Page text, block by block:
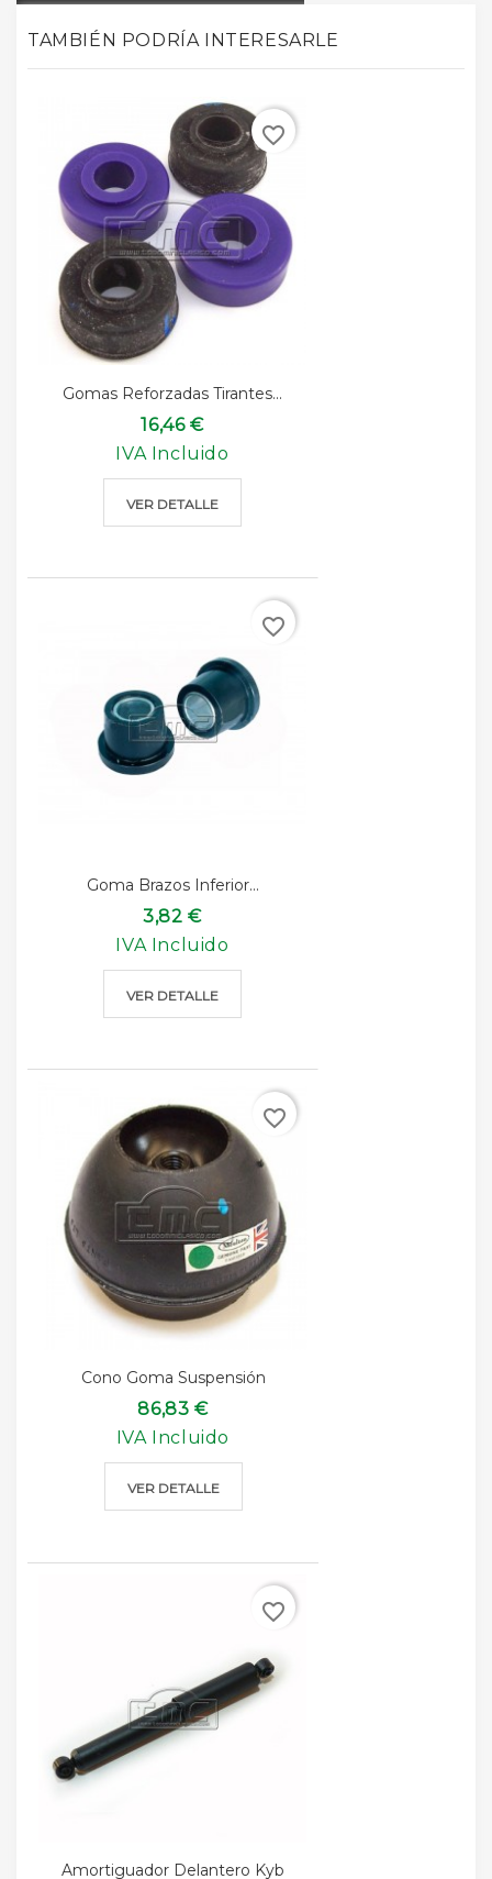
TAMBIÉN PODRÍA INTERESARLE
Gomas Reforzadas Tirantes...
16,46 €
IVA Incluido
VER DETALLE
favorite_border
Goma Brazos Inferior...
3,82 €
IVA Incluido
VER DETALLE
favorite_border
Cono Goma Suspensión
86,83 €
IVA Incluido
VER DETALLE
favorite_border
Amortiguador Delantero Kyb
favorite_border